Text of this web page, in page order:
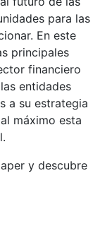
para las
En este
principales
financiero
entidades
a su estrategia
máximo esta
y descubre